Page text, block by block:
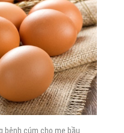
bệnh cúm cho mẹ bầu